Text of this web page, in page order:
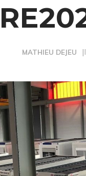
MATHIEU DEJEU